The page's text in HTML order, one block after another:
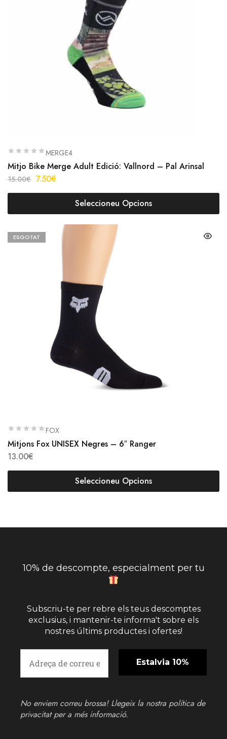
MERGE4
Mitjo Bike Merge Adult Edició: Vallnord – Pal Arinsal
15.00€ 7.50€
Seleccioneu Opcions
ESGOTAT
FOX
Mitjons Fox UNISEX Negres – 6″ Ranger
13.00€
Seleccioneu Opcions
10% de descompte, especialment per tu
Subscriu-te per rebre els teus descomptes
exclusius, i mantenir-te informa't sobre els
nostres últims productes i ofertes!
No enviem correu brossa! Llegeix la nostra política de
privacitatper a més informació.